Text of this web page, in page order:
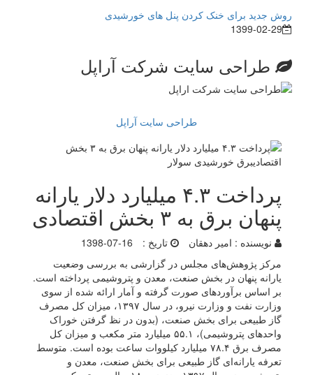
روش جدید برای خنک کردن پنل های خورشیدی
1399-02-29
طراحی سایت شرکت آراپل
طراحی سایت آراپل
پرداخت ۴.۳ میلیارد دلار یارانه
پنهان برق به ۳ بخش اقتصادی
نویسنده : امیر دهقان تاریخ :
1398-07-16
مرکز پژوهش‌های مجلس در گزارشی به بررسی وضعیت
یارانه پنهان در بخش صنعت، معدن و پتروشیمی پرداخته است.
بر اساس برآورد‌های صورت گرفته و آمار ارائه شده از سوی
وزارت نفت و وزارت نیرو، در سال ۱۳۹۷، میزان کل مصرف
گاز طبیعی برای بخش صنعت، (بدون در نظ گرفتن خوراک
واحد‌های پتروشیمی)، ۵۵.۱ میلیارد متر مکعب و میزان کل
مصرف برق ۷۸.۴ میلیارد کیلووات ساعت بوده است. متوسط
تعرفه یارانه‌ای گاز طبیعی برای بخش صنعت، معدن و